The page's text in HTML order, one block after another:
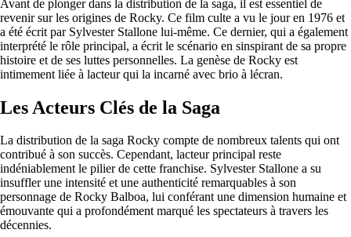
Avant de plonger dans la distribution de la saga, il est essentiel de
revenir sur les origines de Rocky. Ce film culte a vu le jour en 1976 et
a été écrit par Sylvester Stallone lui-même. Ce dernier, qui a également
interprété le rôle principal, a écrit le scénario en sinspirant de sa propre
histoire et de ses luttes personnelles. La genèse de Rocky est
intimement liée à lacteur qui la incarné avec brio à lécran.
Les Acteurs Clés de la Saga
La distribution de la saga Rocky compte de nombreux talents qui ont
contribué à son succès. Cependant, lacteur principal reste
indéniablement le pilier de cette franchise. Sylvester Stallone a su
insuffler une intensité et une authenticité remarquables à son
personnage de Rocky Balboa, lui conférant une dimension humaine et
émouvante qui a profondément marqué les spectateurs à travers les
décennies.